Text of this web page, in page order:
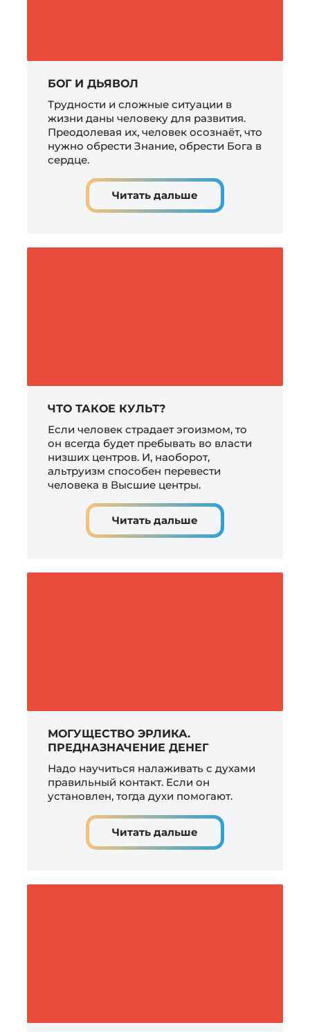
БОГ И ДЬЯВОЛ
Трудности и сложные ситуации в
жизни даны человеку для развития.
Преодолевая их, человек осознаёт, что
нужно обрести Знание, обрести Бога в
сердце.
Читать дальше
ЧТО ТАКОЕ КУЛЬТ?
Если человек страдает эгоизмом, то
он всегда будет пребывать во власти
низших центров. И, наоборот,
альтруизм способен перевести
человека в Высшие центры.
Читать дальше
МОГУЩЕСТВО ЭРЛИКА.
ПРЕДНАЗНАЧЕНИЕ ДЕНЕГ
Надо научиться налаживать с духами
правильный контакт. Если он
установлен, тогда духи помогают.
Читать дальше